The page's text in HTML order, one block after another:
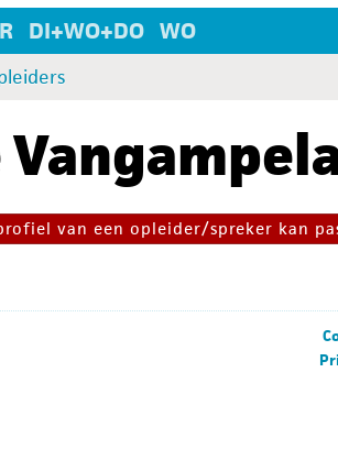
DI+WO+DO WO
van een opleider/spreker kan